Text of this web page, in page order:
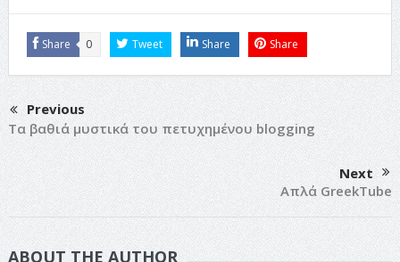
Share 0 Tweet Share Share
Previous
Τα βαθιά μυστικά του πετυχημένου blogging
Next
Απλά GreekTube
ABOUT THE AUTHOR